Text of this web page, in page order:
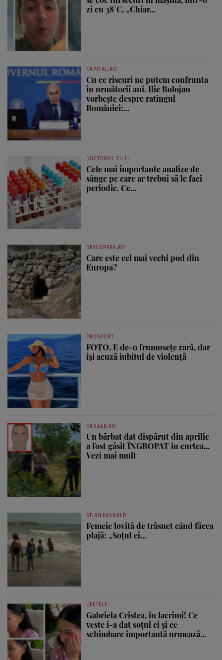
zi cu 38°C. „Chiar...
CAPITAL.RO
Cu ce riscuri ne putem confrunta
în următorii ani. Ilie Bolojan
vorbește despre ratingul
României:...
DOCTORUL ZILEI
Cele mai importante analize de
sânge pe care ar trebui să le faci
periodic. Ce...
DESCOPERA.RO
Care este cel mai vechi pod din
Europa?
PROSPORT
FOTO. E de-o frumusețe rară, dar
își acuză iubitul de violență
KANALD.RO
Un bărbat dat dispărut din aprilie
a fost găsit ÎNGROPAT în curtea...
Vezi mai mult
STIRILEKANALD
Femeie lovită de trăsnet când făcea
plajă: „Soțul ei...
KFETELE
Gabriela Cristea, în lacrimi! Ce
veste i-a dat soțul ei și ce
schimbare importantă urmează...